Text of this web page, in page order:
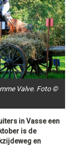
Valve. Foto ©
in Vasse een
is de
en